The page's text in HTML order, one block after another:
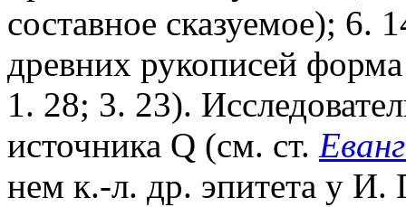
составное сказуемое); 6.
древних рукописей
1. 28; 3. 23).
источника Q (см. ст.
нем к.-л. др. эпитета у И.